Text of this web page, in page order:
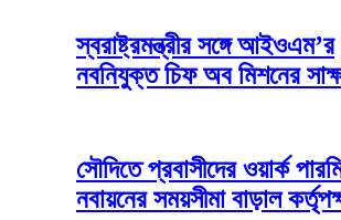
স্বরাষ্ট্রমন্ত্রীর সঙ্গে আইওএম’র
নবনিযুক্ত চিফ অব মিশনের
সৌদিতে প্রবাসীদের ওয়ার্ক
নবায়নের সময়সীমা বাড়াল